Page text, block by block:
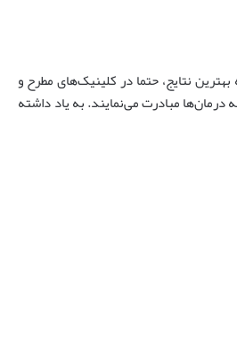
نتایج، حتما در کلینیک‌های مطرح و
مبادرت می‌نمایند. به یاد داشته